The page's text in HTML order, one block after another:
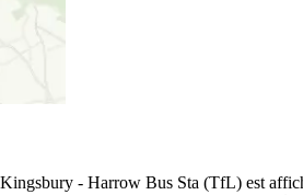
- Harrow Bus Sta (TfL) est